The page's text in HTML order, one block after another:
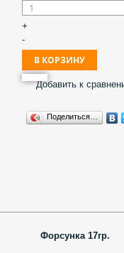
+
-
Добавить к
Поделиться…
Форсунка 17гр.